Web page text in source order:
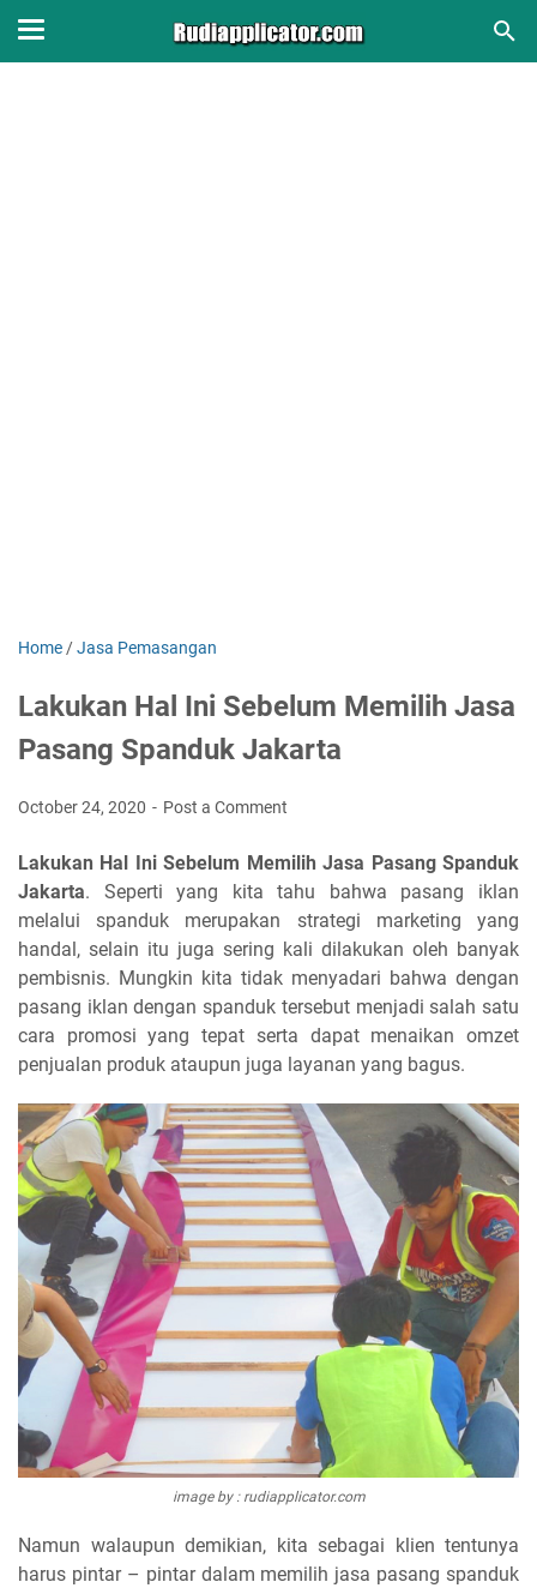
Home /Jasa Pemasangan
Lakukan Hal Ini Sebelum Memilih Jasa
Pasang Spanduk Jakarta
October 24, 2020 Post a Comment
Lakukan Hal Ini Sebelum Memilih Jasa Pasang Spanduk
Jakarta. Seperti yang kita tahu bahwa pasang iklan
melalui spanduk merupakan strategi marketing yang
handal, selain itu juga sering kali dilakukan oleh banyak
pembisnis. Mungkin kita tidak menyadari bahwa dengan
pasang iklan dengan spanduk tersebut menjadi salah satu
cara promosi yang tepat serta dapat menaikan omzet
penjualan produk ataupun juga layanan yang bagus.
image by : rudiapplicator.com
Namun walaupun demikian, kita sebagai klien tentunya
harus pintar – pintar dalam memilih jasa pasang spanduk